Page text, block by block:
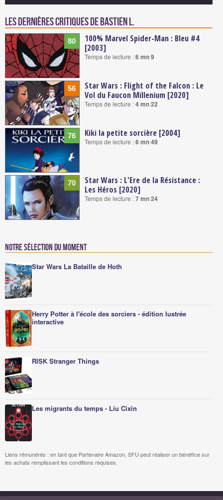
Les dernières critiques de Bastien L.
80
100% Marvel Spider-Man : Bleu #4
[2003]
Temps de lecture :6 mn 9
56
Star Wars : Flight of the Falcon : Le
Vol du Faucon Millenium [2020]
Temps de lecture :4 mn 22
76 Kiki la petite sorcière [2004]
Temps de lecture :6 mn 49
70
Star Wars : L'Ere de la Résistance :
Les Héros [2020]
Temps de lecture :7 mn 24
Notre sélection du moment
Star Wars La Bataille de Hoth
Herry Potter à l'école des sorciers - édition lustrée
interactive
RISK Stranger Things
Les migrants du temps - Liu Cixin
Liens rémunérés : en tant que Partenaire Amazon, SFU peut réaliser un bénéfice sur
les achats remplissant les conditions requises.